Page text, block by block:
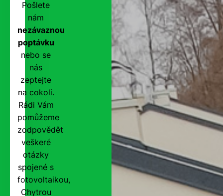
Pošlete
nám
nezávaznou
poptávku
nebo se
nás
zeptejte
na cokoli.
Rádi Vám
pomůžeme
zodpovědět
veškeré
otázky
spojené s
fotovoltaikou,
Chytrou